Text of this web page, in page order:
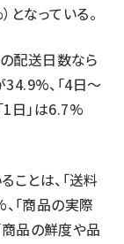
となっている。
配送日数なら
34.9%、「4日～
1日」は6.7%
とは、「送料
「商品の実際
商品の鮮度や品